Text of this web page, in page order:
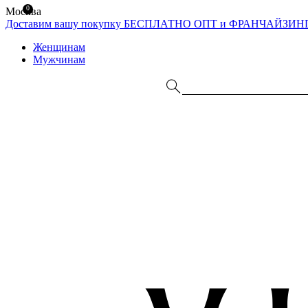
Москва
Доставим вашу покупку БЕСПЛАТНО ОПТ и
Женщинам
Мужчинам
0